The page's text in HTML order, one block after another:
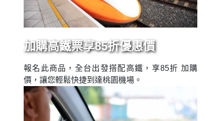
加購高鐵票享85折優惠價
報名此商品，全台出發搭配高鐵，享85折 加購
價，讓您輕鬆快捷到達桃園機場。